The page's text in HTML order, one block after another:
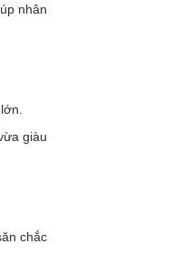
nhân
giàu
chắc